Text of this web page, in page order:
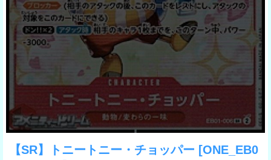
【SR】トニートニー・チョッパー [ONE_EB0